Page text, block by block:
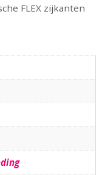
FLEX zijkanten